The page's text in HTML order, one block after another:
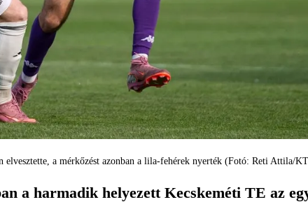
elvesztette, a mérkőzést azonban a lila-fehérek nyerték (Fotó: Reti Attila/
a harmadik helyezett Kecskeméti TE az